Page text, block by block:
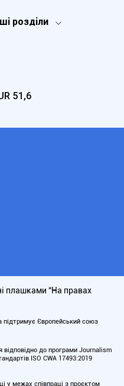
розділи
51,6
плашками “На правах
підтримує Європейський союз
відповідно до програми Journalism
ISO CWA 17493:2019
у межах співпраці з проєктом